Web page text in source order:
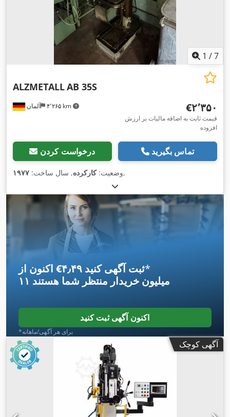
به طور نامحدود قابل تنظیم, مستندات / راهنما,
1 /7
آلمان ۴٬۲۶۵ km
ALZMETALLAB 35S
‎€۲٬۳۵۰
قیمت ثابت به اضافه مالیات بر ارزش
افزوده
درخواست کردن تماس بگیرید
وضعیت:کارکرده, سال ساخت: ۱۹۷۷ ,
اکنون از ‎€۴٫۴۹ ثبت آگهی کنید*
۱۱ میلیون خریدار منتظر شما هستند
اکنون آگهی ثبت کنید
*برای هر آگهی/ماهانه
آگهی کوچک